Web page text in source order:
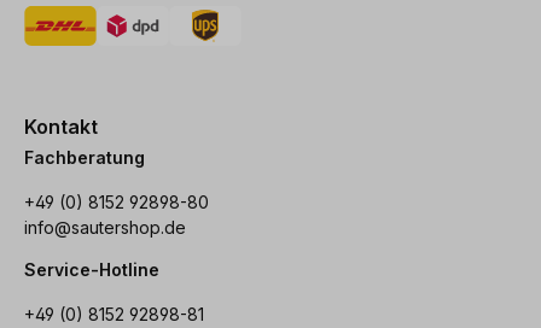
Kontakt
Fachberatung
+49 (0) 8152 92898-80
info@sautershop.de
Service-Hotline
+49 (0) 8152 92898-81